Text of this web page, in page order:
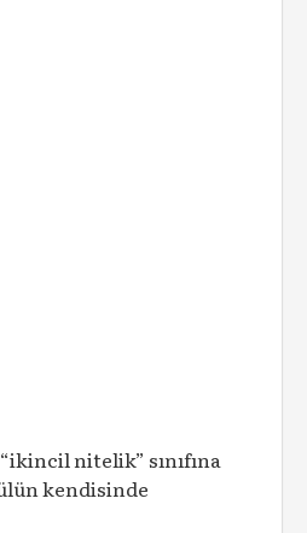
nitelik” sınıfına
kendisinde